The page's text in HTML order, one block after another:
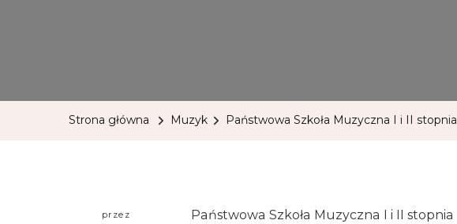
Strona główna Muzyk Państwowa Szkoła Muzyczna I i II stopnia
przez Państwowa Szkoła Muzyczna I i II stopnia